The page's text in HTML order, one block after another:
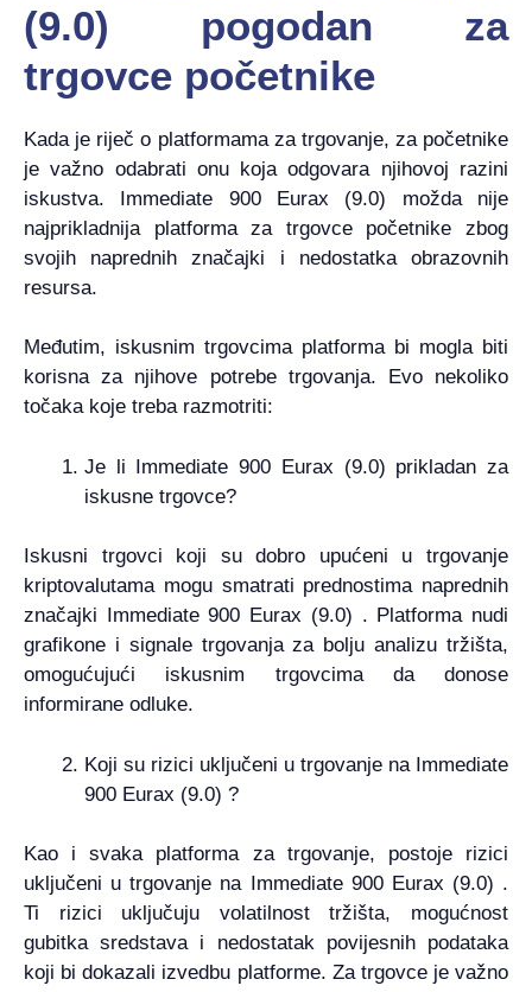
(9.0) pogodan za
trgovce početnike
Kada je riječ o platformama za trgovanje, za početnike
je važno odabrati onu koja odgovara njihovoj razini
iskustva. Immediate 900 Eurax (9.0) možda nije
najprikladnija platforma za trgovce početnike zbog
svojih naprednih značajki i nedostatka obrazovnih
resursa.
Međutim, iskusnim trgovcima platforma bi mogla biti
korisna za njihove potrebe trgovanja. Evo nekoliko
točaka koje treba razmotriti:
Je li Immediate 900 Eurax (9.0) prikladan za
iskusne trgovce?
Iskusni trgovci koji su dobro upućeni u trgovanje
kriptovalutama mogu smatrati prednostima naprednih
značajki Immediate 900 Eurax (9.0) . Platforma nudi
grafikone i signale trgovanja za bolju analizu tržišta,
omogućujući iskusnim trgovcima da donose
informirane odluke.
Koji su rizici uključeni u trgovanje na Immediate
900 Eurax (9.0) ?
Kao i svaka platforma za trgovanje, postoje rizici
uključeni u trgovanje na Immediate 900 Eurax (9.0) .
Ti rizici uključuju volatilnost tržišta, mogućnost
gubitka sredstava i nedostatak povijesnih podataka
koji bi dokazali izvedbu platforme. Za trgovce je važno